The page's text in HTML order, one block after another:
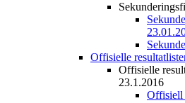
Offisielle
Offisielle
23.1.2016
Offisiell